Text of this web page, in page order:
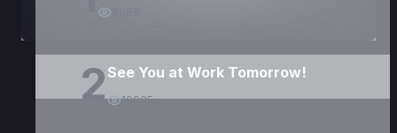
2See You at Work Tomorrow!
10935